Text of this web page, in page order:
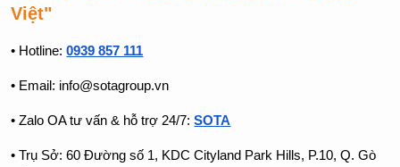
Việt"
• Hotline: 0939 857 111
• Email: info@sotagroup.vn
• Zalo OA tư vấn & hỗ trợ 24/7: SOTA
• Trụ Sở: 60 Đường số 1, KDC Cityland Park Hills, P.10, Q. Gò